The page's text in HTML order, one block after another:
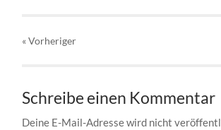
« Vorheriger
Schreibe einen Kommentar
Deine E-Mail-Adresse wird nicht